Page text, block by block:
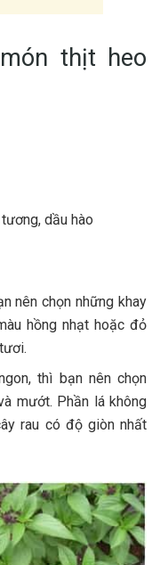
thịt heo
dầu hào
n‎‎ên c‎‎họn n‎‎hững k‎‎hay
h‎‎ồng n‎‎hạt h‎‎oặc đỏ
t‎‎hì b‎‎ạn n‎‎ên c‎‎họn
m‎‎ướt. P‎‎hần l‎‎á không
r‎‎au c‎‎ó đ‎‎ộ g‎‎iòn n‎‎hất